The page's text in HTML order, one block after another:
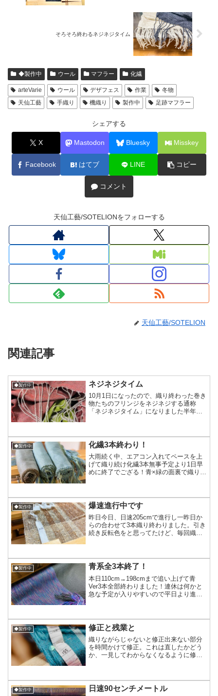
そろそろ終わるネジネジタイム
◆製作中 ウール マフラー 化繊
arteVarie ウール デザフェス 作業
冬物
天仙工藝
手織り 機織り 製作中 足跡マフラー
シェアする
X Mastodon Bluesky Misskey
Facebook はてブ LINE コピー
コメント
天仙工藝/SOTELIONをフォローする
天仙工藝/SOTELION
関連記事
◆製作中 ネジネジタイム
10月1日になったので、織り終わった巻き
物たちのフリンジをネジネジする通称
「ネジネジタイム」になりました半年ぶ
だクリップで挟んでハン...
◆製作中 化繊3本終わり！
大雨続く中、エアコン入れてペースを上
げて織り続け化繊3本無事予定より1日早
めに終了でござる！青×緑の面裏で織り模
チクチクして使えないって方にも化繊は
チクチクしづらい...
◆製作中 爆速進行中です
昨日今日、日速205cmで進行し一昨日か
らの合わせて3本織り終わりました。引き
続き反転色をと思ってたけど、毎回織り
かったのをとりあえず3本終わって縦糸が
変わるタイミング...
◆製作中 青系全3本終了！
本日110cm→198cmまで追い上げて青
Ver3本全部終わりました‎！連休は何かと
急な予定が入りやすいので平日より進み
い速度で織れたら良いな(*´ω`*)明日は
ま...
◆製作中 修正と残業と
織りながらじゃないと修正出来ない部分
を時間かけて修正。これは直したかどう
か、一見してわからなくなるように修正
から、かなり気を配って作業。今は糸が
出てる所を縮絨して分...
◆製作中 日速90センチメートル